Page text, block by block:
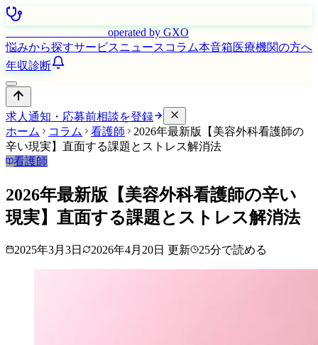
operated by GXO
悩みから探すサービスニュース コラム本音箱医療機関の方へ
年収診断
求人通知・応募前相談を登録
ホーム
コラム 看護師
2026年最新版【美容外科看護師の
辛い現実】直面する課題とストレス解消法
看護師
2026年最新版【美容外科看護師の辛い
現実】直面する課題とストレス解消法
2025年3月3日 2026年4月20日 更新 25分で読める